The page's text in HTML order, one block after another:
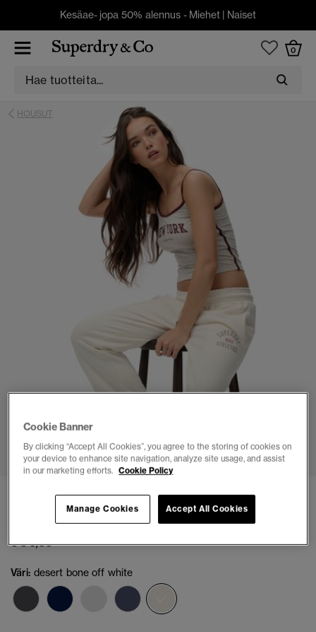
Kesäae- jopa 50% alennus - Miehet | Naiset
0
HOUSUT
Athletic Print Levenevät Collegehousut
€ 54,99
Väri: desert bone off white
Cookie Banner
By clicking “Accept All Cookies”, you agree to the storing of cookies on
your device to enhance site navigation, analyze site usage, and assist
in our marketing efforts. Cookie Policy
Accept All Cookies
Manage Cookies